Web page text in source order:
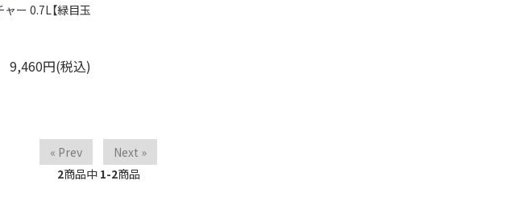
ャー 0.7L【緑目玉
9,460円(税込)
« Prev
Next »
2商品中 1-2商品